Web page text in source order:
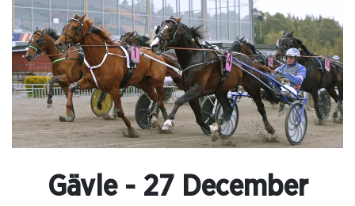
Gävle - 27 December